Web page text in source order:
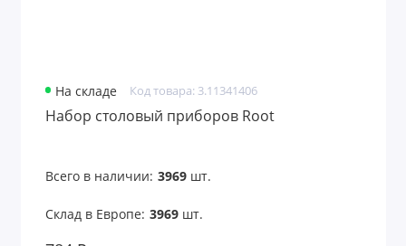
На складе Код товара: 3.11341406
Набор столовый приборов Root
Всего в наличии: 3969шт.
Склад в Европе: 3969шт.